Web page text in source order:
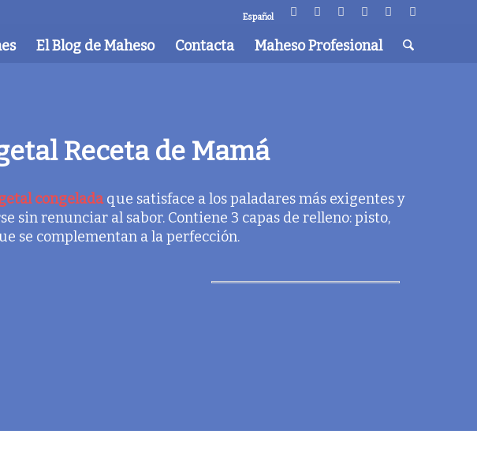
Español
El Blog de Maheso Contacta Maheso Profesional
Receta de Mamá
congeladaque satisface a los paladares más exigentes y
sin renunciar al sabor. Contiene 3 capas de relleno: pisto,
se complementan a la perfección.